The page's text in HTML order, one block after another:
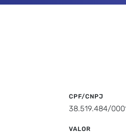
CPF/CNPJ
38.519.484/
VALOR